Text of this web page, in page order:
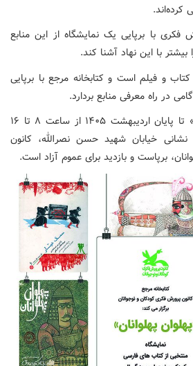
کرده‌اند.
فکری با برپایی یک نمایشگاه از این منابع
با این نهاد آشنا کند.
و فیلم است و کتابخانه مرجع با برپایی
در راه معرفی منابع بردارد.
نمایشگاه «پهلوان پهلوانان» تا پایان اردیبهشت ۱۴۰۵ از ساعت ۸ تا ۱۶
نشانی خیابان شهید حسن نصرالله، کانون
برپاست و بازدید برای عموم آزاد است.